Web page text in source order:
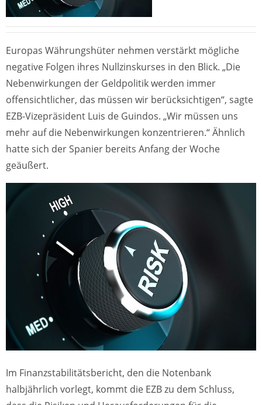
Europas Währungshüter nehmen verstärkt mögliche
negative Folgen ihres Nullzinskurses in den Blick. „Die
Nebenwirkungen der Geldpolitik werden immer
offensichtlicher, das müssen wir berücksichtigen“, sagte
EZB-Vizepräsident Luis de Guindos. „Wir müssen uns
mehr auf die Nebenwirkungen konzentrieren.“ Ähnlich
hatte sich der Spanier bereits Anfang der Woche
geäußert.
Im Finanzstabilitätsbericht, den die Notenbank
halbjährlich vorlegt, kommt die EZB zu dem Schluss,